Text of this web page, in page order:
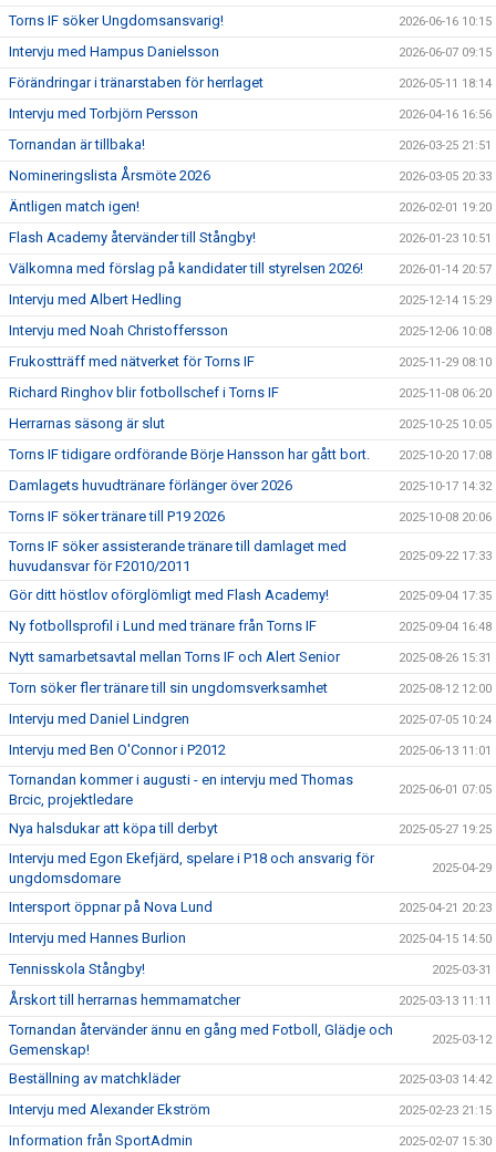
Torns IF söker Ungdomsansvarig! 2026-06-16 10:15
Intervju med Hampus Danielsson 2026-06-07 09:15
Förändringar i tränarstaben för herrlaget 2026-05-11 18:14
Intervju med Torbjörn Persson 2026-04-16 16:56
Tornandan är tillbaka! 2026-03-25 21:51
Nomineringslista Årsmöte 2026 2026-03-05 20:33
Äntligen match igen! 2026-02-01 19:20
Flash Academy återvänder till Stångby! 2026-01-23 10:51
Välkomna med förslag på kandidater till styrelsen 2026! 2026-01-14 20:57
Intervju med Albert Hedling 2025-12-14 15:29
Intervju med Noah Christoffersson 2025-12-06 10:08
Frukostträff med nätverket för Torns IF 2025-11-29 08:10
Richard Ringhov blir fotbollschef i Torns IF 2025-11-08 06:20
Herrarnas säsong är slut 2025-10-25 10:05
Torns IF tidigare ordförande Börje Hansson har gått bort. 2025-10-20 17:08
Damlagets huvudtränare förlänger över 2026 2025-10-17 14:32
Torns IF söker tränare till P19 2026 2025-10-08 20:06
Torns IF söker assisterande tränare till damlaget med
huvudansvar för F2010/2011
2025-09-22 17:33
Gör ditt höstlov oförglömligt med Flash Academy! 2025-09-04 17:35
Ny fotbollsprofil i Lund med tränare från Torns IF 2025-09-04 16:48
Nytt samarbetsavtal mellan Torns IF och Alert Senior 2025-08-26 15:31
Torn söker fler tränare till sin ungdomsverksamhet 2025-08-12 12:00
Intervju med Daniel Lindgren 2025-07-05 10:24
Intervju med Ben O'Connor i P2012 2025-06-13 11:01
Tornandan kommer i augusti - en intervju med Thomas
Brcic, projektledare
2025-06-01 07:05
Nya halsdukar att köpa till derbyt 2025-05-27 19:25
Intervju med Egon Ekefjärd, spelare i P18 och ansvarig för
ungdomsdomare
2025-04-29
Intersport öppnar på Nova Lund 2025-04-21 20:23
Intervju med Hannes Burlion 2025-04-15 14:50
Tennisskola Stångby! 2025-03-31
Årskort till herrarnas hemmamatcher 2025-03-13 11:11
Tornandan återvänder ännu en gång med Fotboll, Glädje och
Gemenskap!
2025-03-12
Beställning av matchkläder 2025-03-03 14:42
Intervju med Alexander Ekström 2025-02-23 21:15
Information från SportAdmin 2025-02-07 15:30